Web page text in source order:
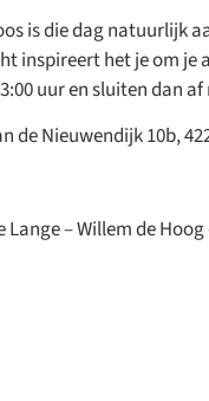
is die dag natuurlijk
inspireert het je om
uur en sluiten dan
de Nieuwendijk 10b,
– Willem de
Er